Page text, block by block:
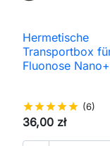
Hermetische
Transportbox
Fluonose Nano+
starstarstarstarstar (6)
36,00 zł